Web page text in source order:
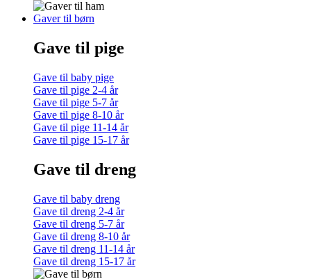
Gaver til børn
Gave til pige
Gave til baby pige
Gave til pige 2-4 år
Gave til pige 5-7 år
Gave til pige 8-10 år
Gave til pige 11-14 år
Gave til pige 15-17 år
Gave til dreng
Gave til baby dreng
Gave til dreng 2-4 år
Gave til dreng 5-7 år
Gave til dreng 8-10 år
Gave til dreng 11-14 år
Gave til dreng 15-17 år